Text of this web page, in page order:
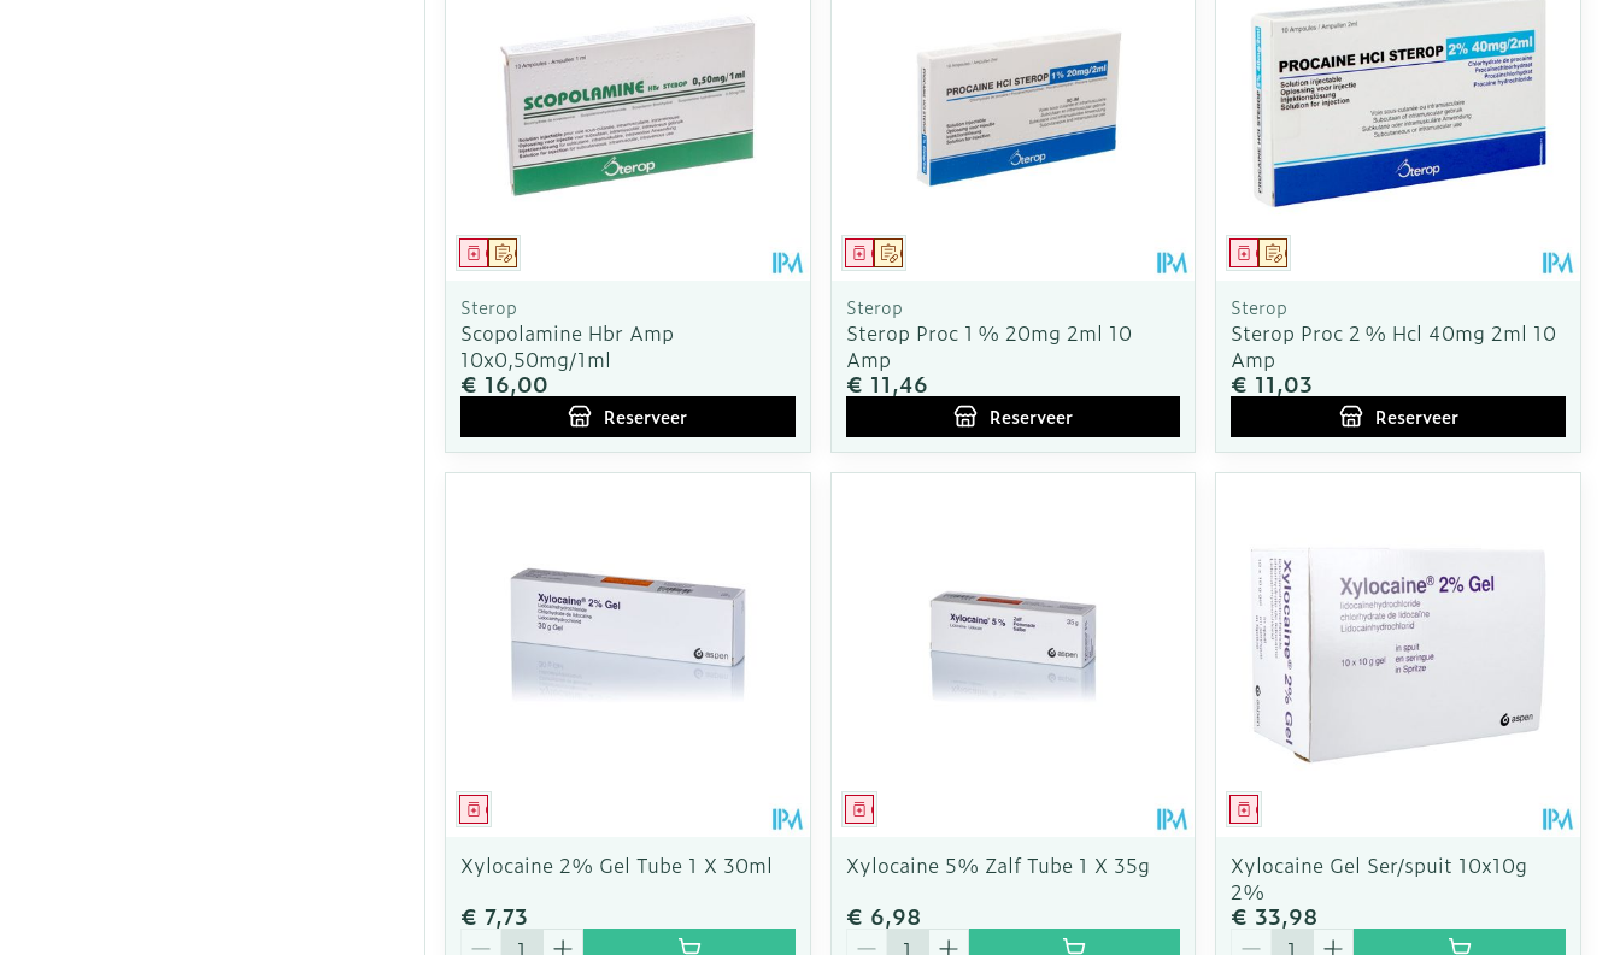
Op voorschrift
Geneesmiddel
Sterop
Scopolamine Hbr Amp
10x0,50mg/1ml
€ 16,00
Reserveer
Op voorschrift
Geneesmiddel
Sterop
Sterop Proc 1 % 20mg 2ml 10
Amp
€ 11,46
Reserveer
Op voorschrift
Geneesmiddel
Sterop
Sterop Proc 2 % Hcl 40mg 2ml 10
Amp
€ 11,03
Reserveer
Geneesmiddel
Xylocaine 2% Gel Tube 1 X 30ml
€ 7,73
Aantal
Geneesmiddel
Xylocaine 5% Zalf Tube 1 X 35g
€ 6,98
Aantal
Geneesmiddel
Xylocaine Gel Ser/spuit 10x10g
2%
€ 33,98
Aantal